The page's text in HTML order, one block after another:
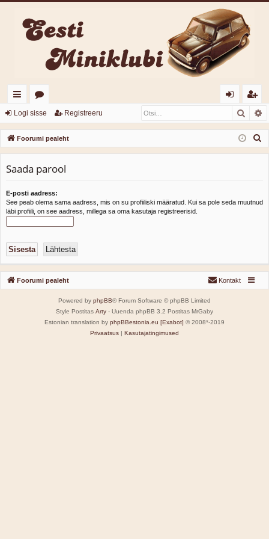
iirl
in
gi
d
o
or
u
mi
i
sis
eg
ist
re
Logi sisse Registreeru Otsi
Foorumi pealeht
Saada parool
E-posti aadress:
See peab olema sama aadress, mis on su profiiliski määratud. Kui sa pole seda muutnud
läbi profiili, on see aadress, millega sa oma kasutaja registreerisid.
Foorumi pealeht Kontakt
Powered by phpBB® Forum Software © phpBB Limited
Style Postitas Arty - Uuenda phpBB 3.2 Postitas MrGaby
Estonian translation by phpBBestonia.eu [Exabot] © 2008*-2019
Privaatsus | Kasutajatingimused